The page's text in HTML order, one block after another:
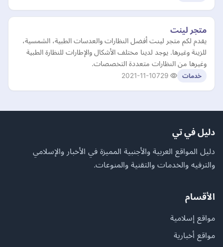
متجر لينت
يقدم لكم متجر لينت أفضل النظارات والعدسات الطبية، الشمسية،
للزينة وغيرها. يوجد لدينا مختلف الأشكال والإطارات للنظارة الطبية
وغيرها من النظارات متعددة التخصصات.
خدمات 2021-11-10
دليل في تي
دليل المواقع العربية والأجنبية المميزة في الأخبار والإسلامي
والترفيه والخدمات والتقنية والمنوعات.
الأقسام
مواقع إسلامية
مواقع أخبارية